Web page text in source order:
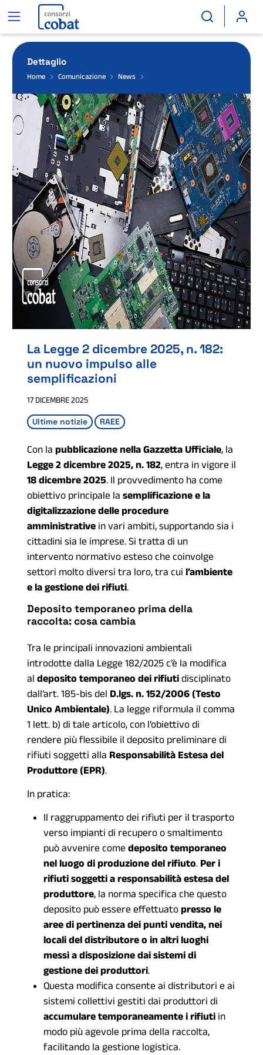
Dettaglio
Home Comunicazione News
La Legge 2 dicembre 2025, n. 182:
un nuovo impulso alle
semplificazioni
17 DICEMBRE 2025
Ultime notizie RAEE
Con la pubblicazione nella Gazzetta Ufficiale, la
Legge 2 dicembre 2025, n. 182, entra in vigore il
18 dicembre 2025. Il provvedimento ha come
obiettivo principale la semplificazione e la
digitalizzazione delle procedure
amministrative in vari ambiti, supportando sia i
cittadini sia le imprese. Si tratta di un
intervento normativo esteso che coinvolge
settori molto diversi tra loro, tra cui l’ambiente
e la gestione dei rifiuti.
Deposito temporaneo prima della
raccolta: cosa cambia
Tra le principali innovazioni ambientali
introdotte dalla Legge 182/2025 c’è la modifica
al deposito temporaneo dei rifiuti disciplinato
dall’art. 185-bis del D.lgs. n. 152/2006 (Testo
Unico Ambientale). La legge riformula il comma
1 lett. b) di tale articolo, con l’obiettivo di
rendere più flessibile il deposito preliminare di
rifiuti soggetti alla Responsabilità Estesa del
Produttore (EPR).
In pratica:
Il raggruppamento dei rifiuti per il trasporto
verso impianti di recupero o smaltimento
può avvenire come deposito temporaneo
nel luogo di produzione del rifiuto. Per i
rifiuti soggetti a responsabilità estesa del
produttore, la norma specifica che questo
deposito può essere effettuato presso le
aree di pertinenza dei punti vendita, nei
locali del distributore o in altri luoghi
messi a disposizione dai sistemi di
gestione dei produttori.
Questa modifica consente ai distributori e ai
sistemi collettivi gestiti dai produttori di
accumulare temporaneamente i rifiuti in
modo più agevole prima della raccolta,
facilitando la gestione logistica.